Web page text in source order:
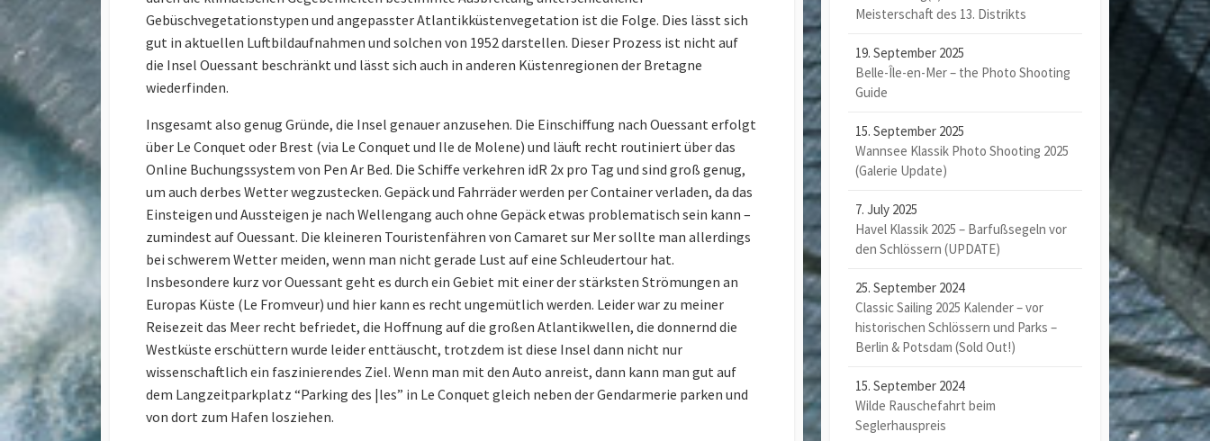
VR f2.8 (MkI)
Lens Power for the Flower
Nikkor AIS lenses on FX
Copter based motion time
stacking
The AquaTech Elite Sport
Multi Copter Photography
and Photogrammetry
Nikon V1 Slomos – Sessan-
Cup 2014
Small and Powerful? The
GoPro Hero3 Black
Edition
D800 – Pixels vers Speed
II
Megapixels vers. Print
Sizes
Gebüschvegetationstypen und angepasster Atlantikküstenvegetation ist die Folge. Dies lässt sich
gut in aktuellen Luftbildaufnahmen und solchen von 1952 darstellen. Dieser Prozess ist nicht auf
die Insel Ouessant beschränkt und lässt sich auch in anderen Küstenregionen der Bretagne
wiederfinden.
Insgesamt also genug Gründe, die Insel genauer anzusehen. Die Einschiffung nach Ouessant erfolgt
über Le Conquet oder Brest (via Le Conquet und Ile de Molene) und läuft recht routiniert über das
Online Buchungssystem von Pen Ar Bed. Die Schiffe verkehren idR 2x pro Tag und sind groß genug,
um auch derbes Wetter wegzustecken. Gepäck und Fahrräder werden per Container verladen, da das
Einsteigen und Aussteigen je nach Wellengang auch ohne Gepäck etwas problematisch sein kann –
zumindest auf Ouessant. Die kleineren Touristenfähren von Camaret sur Mer sollte man allerdings
bei schwerem Wetter meiden, wenn man nicht gerade Lust auf eine Schleudertour hat.
Insbesondere kurz vor Ouessant geht es durch ein Gebiet mit einer der stärksten Strömungen an
Europas Küste (Le Fromveur) und hier kann es recht ungemütlich werden. Leider war zu meiner
Reisezeit das Meer recht befriedet, die Hoffnung auf die großen Atlantikwellen, die donnernd die
Westküste erschüttern wurde leider enttäuscht, trotzdem ist diese Insel dann nicht nur
wissenschaftlich ein faszinierendes Ziel. Wenn man mit den Auto anreist, dann kann man gut auf
dem Langzeitparkplatz “Parking des |les” in Le Conquet gleich neben der Gendarmerie parken und
von dort zum Hafen losziehen.
Meisterschaft des 13. Distrikts
19. September 2025
Belle-Île-en-Mer – the Photo Shooting
Guide
15. September 2025
Wannsee Klassik Photo Shooting 2025
(Galerie Update)
7. July 2025
Havel Klassik 2025 – Barfußsegeln vor
den Schlössern (UPDATE)
25. September 2024
Classic Sailing 2025 Kalender – vor
historischen Schlössern und Parks –
Berlin & Potsdam (Sold Out!)
15. September 2024
Wilde Rauschefahrt beim
Seglerhauspreis